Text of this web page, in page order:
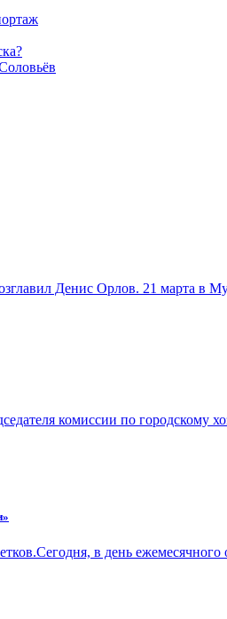
Денис Орлов. 21 марта в
комиссии по городскому
в день